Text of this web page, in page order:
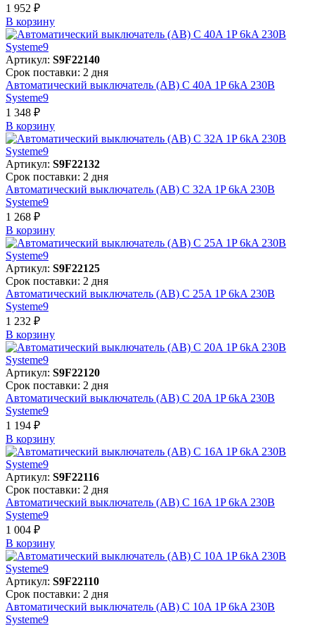
1 952 ₽
В корзинy
Артикул: S9F22140
Срок поставки: 2 дня
Автоматический выключатель (АВ) C 40A 1P 6kA 230В
Systeme9
1 348 ₽
В корзинy
Артикул: S9F22132
Срок поставки: 2 дня
Автоматический выключатель (АВ) C 32A 1P 6kA 230В
Systeme9
1 268 ₽
В корзинy
Артикул: S9F22125
Срок поставки: 2 дня
Автоматический выключатель (АВ) C 25A 1P 6kA 230В
Systeme9
1 232 ₽
В корзинy
Артикул: S9F22120
Срок поставки: 2 дня
Автоматический выключатель (АВ) C 20A 1P 6kA 230В
Systeme9
1 194 ₽
В корзинy
Артикул: S9F22116
Срок поставки: 2 дня
Автоматический выключатель (АВ) C 16A 1P 6kA 230В
Systeme9
1 004 ₽
В корзинy
Артикул: S9F22110
Срок поставки: 2 дня
Автоматический выключатель (АВ) C 10A 1P 6kA 230В
Systeme9